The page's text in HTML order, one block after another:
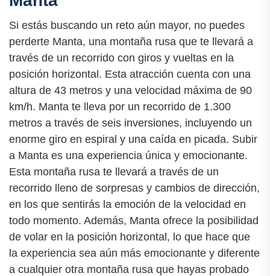
Si estás buscando un reto aún mayor, no puedes
perderte Manta, una montaña rusa que te llevará a
través de un recorrido con giros y vueltas en la
posición horizontal. Esta atracción cuenta con una
altura de 43 metros y una velocidad máxima de 90
km/h. Manta te lleva por un recorrido de 1.300
metros a través de seis inversiones, incluyendo un
enorme giro en espiral y una caída en picada. Subir
a Manta es una experiencia única y emocionante.
Esta montaña rusa te llevará a través de un
recorrido lleno de sorpresas y cambios de dirección,
en los que sentirás la emoción de la velocidad en
todo momento. Además, Manta ofrece la posibilidad
de volar en la posición horizontal, lo que hace que
la experiencia sea aún más emocionante y diferente
a cualquier otra montaña rusa que hayas probado